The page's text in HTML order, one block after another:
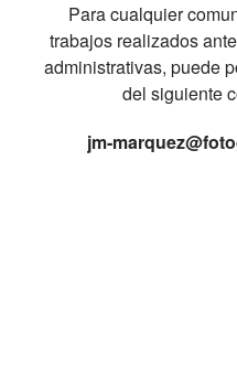
Para cualquier
trabajos realizados
administrativas, puede
del siguiente
jm-